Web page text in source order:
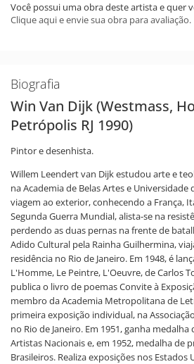
Você possui uma obra deste artista e quer
Clique aqui e envie sua obra para avaliação.
Biografia
Win Van Dijk (Westmass,
Petrópolis RJ 1990)
Pintor e desenhista.
Willem Leendert van Dijk estudou arte e
na Academia de Belas Artes e Universidade
viagem ao exterior, conhecendo a França,
Segunda Guerra Mundial, alista-se na
perdendo as duas pernas na frente de
Adido Cultural pela Rainha Guilhermina,
residência no Rio de Janeiro. Em 1948, é
L'Homme, Le Peintre, L'Oeuvre, de Carlos
publica o livro de poemas Convite à
membro da Academia Metropolitana de
primeira exposição individual, na
no Rio de Janeiro. Em 1951, ganha
Artistas Nacionais e, em 1952, medalha de
Brasileiros. Realiza exposições nos Estados